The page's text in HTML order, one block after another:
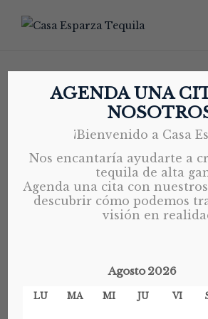
ETIQUETA:
Home Archive by tag
CERTIFICACIONES
PRIVATE
AGENDA UNA
¡Bienvenido a Casa
Nos encantaría ayudarte a
tequila de alta
Agenda una cita con
descubrir cómo podemos
visión en
Agosto 2026
LU MA MI JU VI